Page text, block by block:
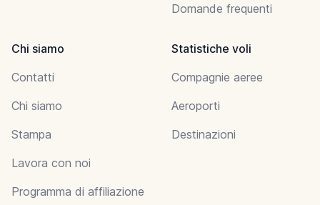
Domande frequenti
Chi siamo
Contatti
Chi siamo
Stampa
Lavora con noi
Programma di affiliazione
Statistiche voli
Compagnie aeree
Aeroporti
Destinazioni